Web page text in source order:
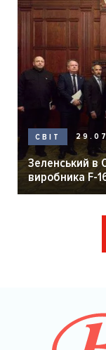
СВІТ
Зеленський в
виробника F-